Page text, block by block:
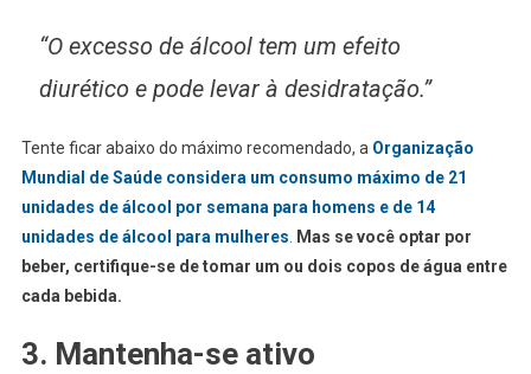
“O excesso de álcool tem um efeito
diurético e pode levar à desidratação.”
Tente ficar abaixo do máximo recomendado, a Organização
Mundial de Saúde considera um consumo máximo de 21
unidades de álcool por semana para homens e de 14
unidades de álcool para mulheres. Mas se você optar por
beber, certifique-se de tomar um ou dois copos de água entre
cada bebida.
3. Mantenha-se ativo